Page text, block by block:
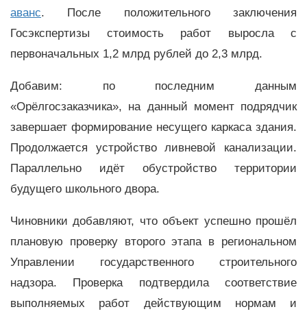
аванс. После положительного заключения
Госэкспертизы стоимость работ выросла с
первоначальных 1,2 млрд рублей до 2,3 млрд.
Добавим: по последним данным
«Орёлгосзаказчика», на данный момент подрядчик
завершает формирование несущего каркаса здания.
Продолжается устройство ливневой канализации.
Параллельно идёт обустройство территории
будущего школьного двора.
Чиновники добавляют, что объект успешно прошёл
плановую проверку второго этапа в региональном
Управлении государственного строительного
надзора. Проверка подтвердила соответствие
выполняемых работ действующим нормам и